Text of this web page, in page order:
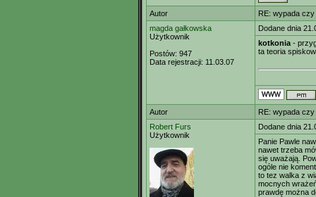
Autor
RE: wypada
magda gałkowska
Użytkownik
Postów: 947
Data rejestracji: 11.03.07
Dodane dnia
kotkonia -
ta teoria
Autor
RE: wypada
Robert Furs
Użytkownik
Dodane dnia
Panie Pawle
nawet trzeba
się uważają.
ogóle nie
to tez walka z
mocnych
prawdę można